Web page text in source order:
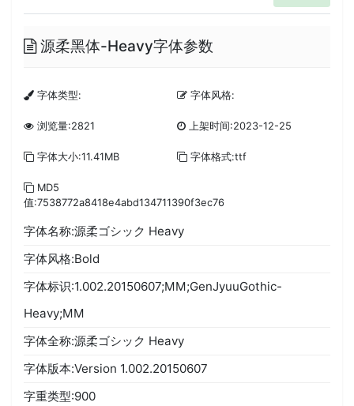
源柔黑体-Heavy字体参数
字体类型: 字体风格:
浏览量:2821 上架时间:2023-12-25
字体大小:11.41MB 字体格式:ttf
MD5
值:7538772a8418e4abd134711390f3ec76
字体名称:源柔ゴシック Heavy
字体风格:Bold
字体标识:1.002.20150607;MM;GenJyuuGothic-
Heavy;MM
字体全称:源柔ゴシック Heavy
字体版本:Version 1.002.20150607
字重类型:900